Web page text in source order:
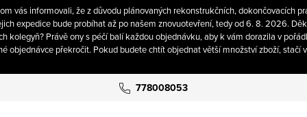
vás informovali, že z důvodu plánovaných rekonstrukčních, dokončovacích
expedice bude probíhat až po našem znovuotevření, tedy od 6. 8. 2026.
kolegyň? Právě ony s péčí balí každou objednávku, aby k vám dorazila v
objednávce překročit. Pokud budete chtít objednat větší množství zboží,
778008053